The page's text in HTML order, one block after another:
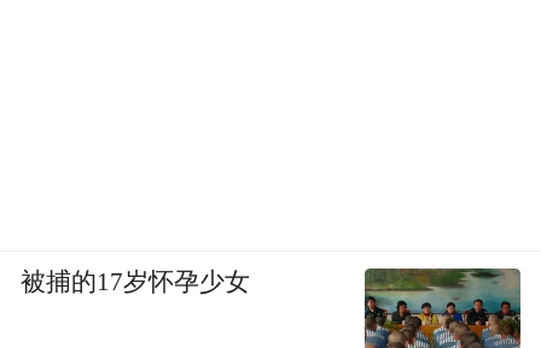
被捕的17岁怀孕少女